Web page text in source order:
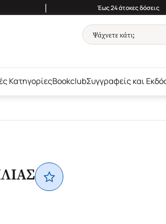
| Έως 24 άτοκες δόσεις
ΚατηγορίεςBookclubΣυγγραφείς και